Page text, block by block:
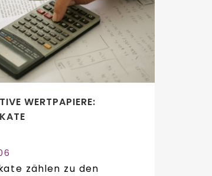
WERTPAPIERE:
zählen zu den